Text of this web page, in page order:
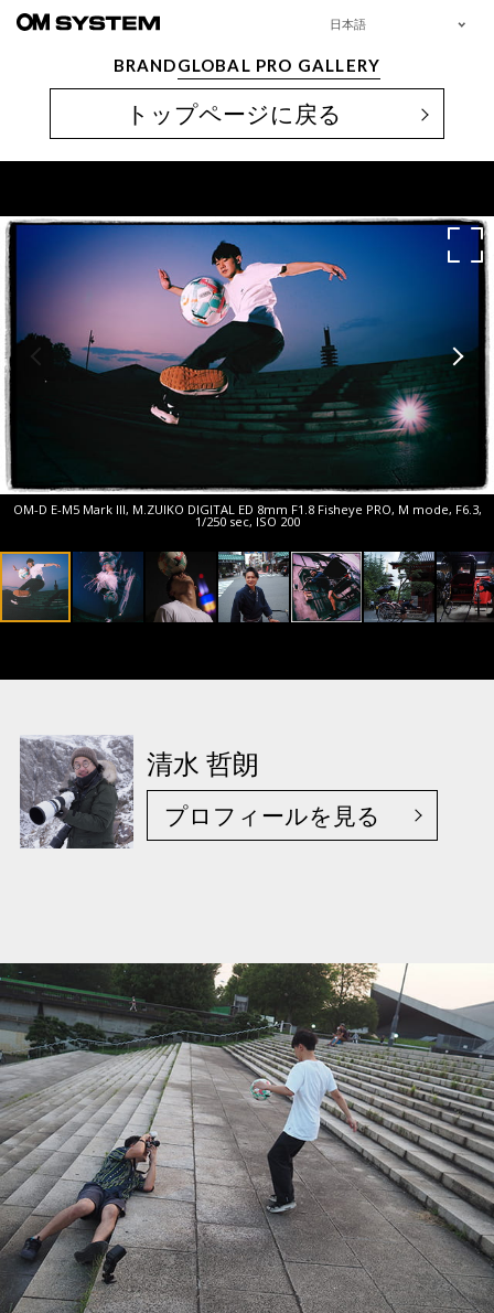
BRANDGLOBAL PRO GALLERY
日本語
トップページに戻る
OM-D E-M5 Mark III, M.ZUIKO DIGITAL ED 8mm F1.8 Fisheye PRO, M mode, F6.3,
1/250 sec, ISO 200
清水 哲朗
プロフィールを見る